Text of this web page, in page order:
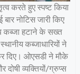
करते हुए स्पष्ट किया
नोटिस जारी किए
कब्जा हटाने के सख्त
कब्जाधारियों ने
दिए। ओएसडी ने मौके
व्यक्तियों/ग्रुप्स